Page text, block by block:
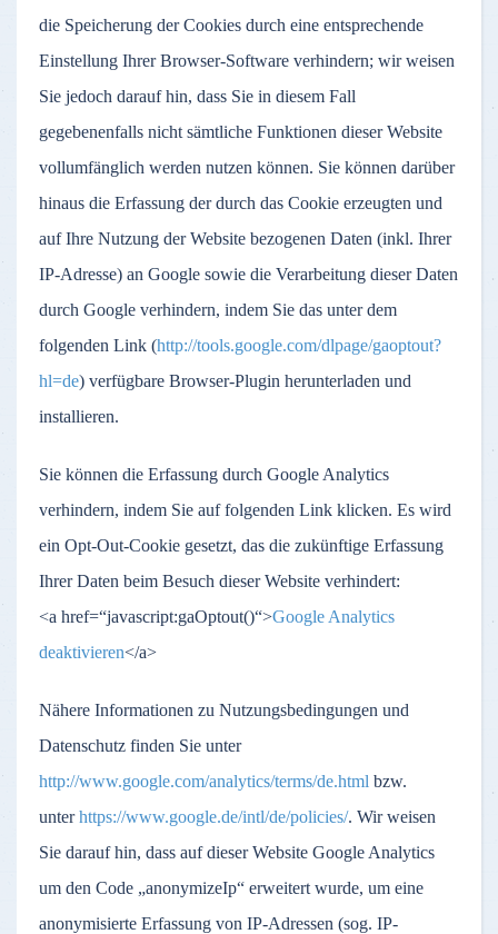
die Speicherung der Cookies durch eine entsprechende
Einstellung Ihrer Browser-Software verhindern; wir weisen
Sie jedoch darauf hin, dass Sie in diesem Fall
gegebenenfalls nicht sämtliche Funktionen dieser Website
vollumfänglich werden nutzen können. Sie können darüber
hinaus die Erfassung der durch das Cookie erzeugten und
auf Ihre Nutzung der Website bezogenen Daten (inkl. Ihrer
IP-Adresse) an Google sowie die Verarbeitung dieser Daten
durch Google verhindern, indem Sie das unter dem
folgenden Link (http://tools.google.com/dlpage/gaoptout?
hl=de) verfügbare Browser-Plugin herunterladen und
installieren.
Sie können die Erfassung durch Google Analytics
verhindern, indem Sie auf folgenden Link klicken. Es wird
ein Opt-Out-Cookie gesetzt, das die zukünftige Erfassung
Ihrer Daten beim Besuch dieser Website verhindert:
<a href=“javascript:gaOptout()“>Google Analytics
deaktivieren</a>
Nähere Informationen zu Nutzungsbedingungen und
Datenschutz finden Sie unter
http://www.google.com/analytics/terms/de.html bzw.
unterhttps://www.google.de/intl/de/policies/. Wir weisen
Sie darauf hin, dass auf dieser Website Google Analytics
um den Code „anonymizeIp“ erweitert wurde, um eine
anonymisierte Erfassung von IP-Adressen (sog. IP-